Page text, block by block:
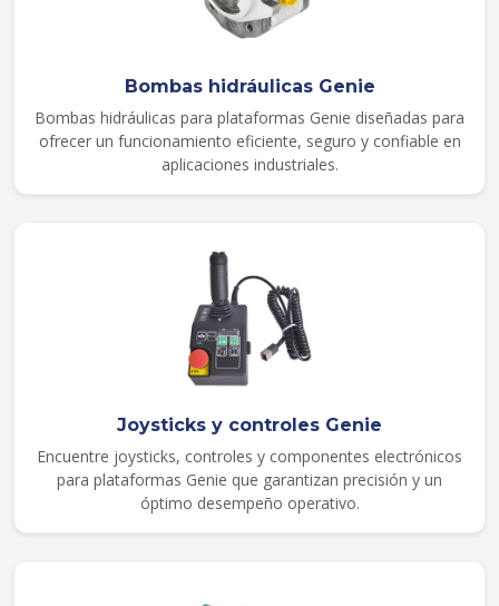
Bombas hidráulicas Genie
Bombas hidráulicas para plataformas Genie diseñadas para
ofrecer un funcionamiento eficiente, seguro y confiable en
aplicaciones industriales.
Joysticks y controles Genie
Encuentre joysticks, controles y componentes electrónicos
para plataformas Genie que garantizan precisión y un
óptimo desempeño operativo.